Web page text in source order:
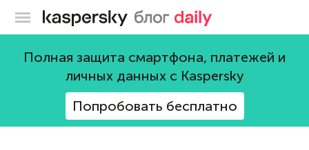
Блог Касперского
Полная защита смартфона, платежей и
личных данных с Kaspersky
Попробовать бесплатно